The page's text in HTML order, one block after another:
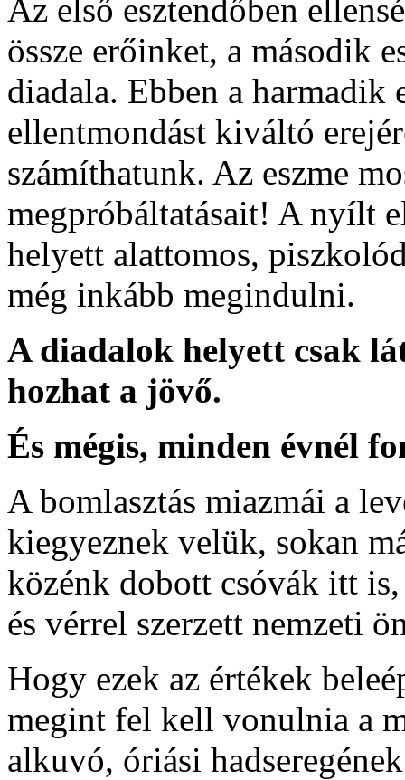
Az első esztendőben
össze erőinket, a második
diadala. Ebben a harmadik
ellentmondást kiváltó
számíthatunk. Az eszme
megpróbáltatásait! A nyílt
helyett alattomos,
még inkább megindulni.
A diadalok helyett csak
hozhat a jövő.
És mégis, minden évnél
A bomlasztás miazmái a
kiegyeznek velük, sokan
közénk dobott csóvák itt
és vérrel szerzett nemzeti
Hogy ezek az értékek
megint fel kell vonulnia a
alkuvó, óriási